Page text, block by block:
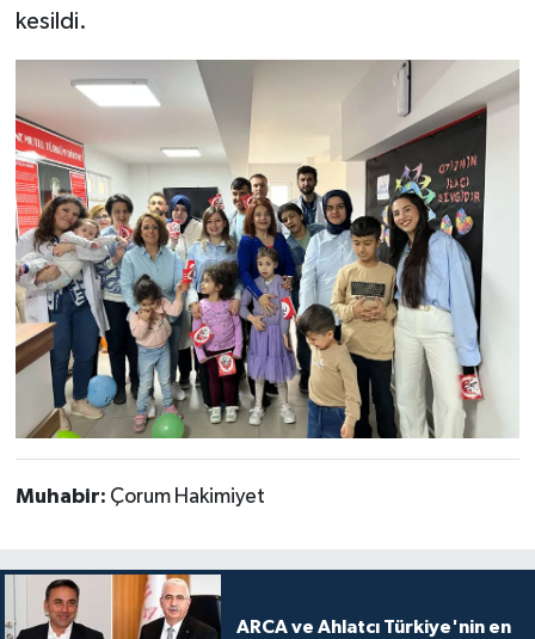
kesildi.
Muhabir: Çorum Hakimiyet
ARCA ve Ahlatcı Türkiye'nin en